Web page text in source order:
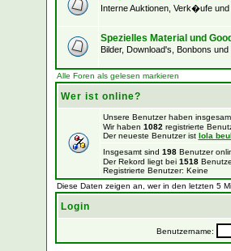
Interne Auktionen, Verk�ufe
Spezielles Material und
Bilder, Download's, Bonbons
Alle Foren als gelesen markieren
Wer ist online?
Unsere Benutzer haben
Wir haben 1082 registrierte
Der neueste Benutzer ist lola
Insgesamt sind 198Benutzer
Der Rekord liegt bei 1518
Registrierte Benutzer: Keine
Diese Daten zeigen an, wer in den letzten 5
Login
Benutzername: